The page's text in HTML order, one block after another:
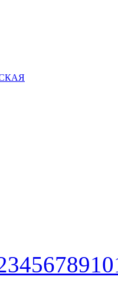
345678910